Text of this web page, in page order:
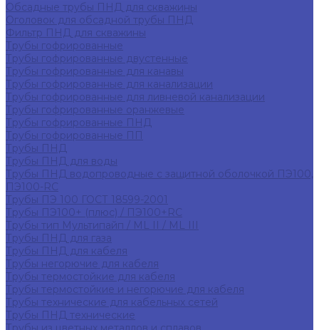
Обсадные трубы ПНД для скважины
Оголовок для обсадной трубы ПНД
Фильтр ПНД для скважины
Трубы гофрированные
Трубы гофрированные двустенные
Трубы гофрированные для канавы
Трубы гофрированные для канализации
Трубы гофрированные для ливневой канализации
Трубы гофрированные оранжевые
Трубы гофрированные ПНД
Трубы гофрированные ПП
Трубы ПНД
Трубы ПНД для воды
Трубы ПНД водопроводные с защитной оболочкой ПЭ100,
ПЭ100-RC
Трубы ПЭ 100 ГОСТ 18599-2001
Трубы ПЭ100+ (плюс) / ПЭ100+RC
Трубы тип Мультипайп / ML II / ML III
Трубы ПНД для газа
Трубы ПНД для кабеля
Трубы негорючие для кабеля
Трубы термостойкие для кабеля
Трубы термостойкие и негорючие для кабеля
Трубы технические для кабельных сетей
Трубы ПНД технические